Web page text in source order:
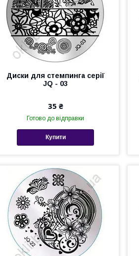
Диски для стемпинга серії
JQ - 03
35 ₴
Готово до відправки
Купити